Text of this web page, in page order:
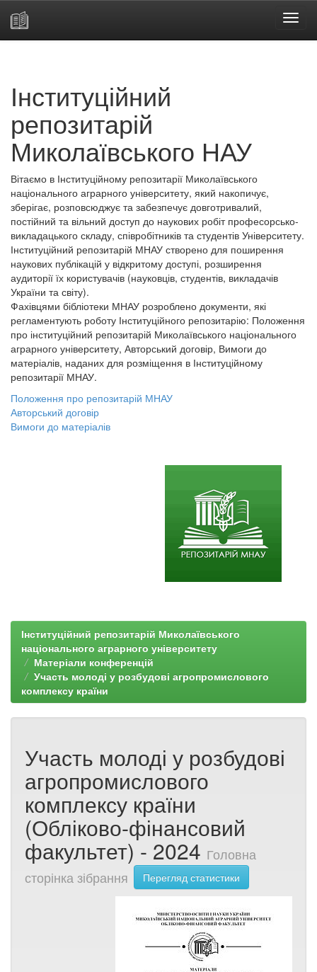
Інституційний
репозитарій
Миколаївського НАУ
Вітаємо в Інституційному репозитарії Миколаївського
національного аграрного університету, який накопичує,
зберігає, розповсюджує та забезпечує довготривалий,
постійний та вільний доступ до наукових робіт професорсько-
викладацького складу, співробітників та студентів Університету.
Інституційний репозитарій МНАУ створено для поширення
наукових публікацій у відкритому доступі, розширення
аудиторії їх користувачів (науковців, студентів, викладачів
України та світу).
Фахівцями бібліотеки МНАУ розроблено документи, які
регламентують роботу Інституційного репозитарію: Положення
про інституційний репозитарій Миколаївського національного
аграрного університету, Авторський договір, Вимоги до
матеріалів, наданих для розміщення в Інституційному
репозитарії МНАУ.
Положення про репозитарій МНАУ
Авторський договір
Вимоги до матеріалів
Інституційний репозитарій Миколаївського
національного аграрного університету
Матеріали конференцій
Участь молоді у розбудові агропромислового
комплексу країни
Участь молоді у розбудові
агропромислового
комплексу країни
(Обліково-фінансовий
факультет) - 2024 Головна
сторінка зібрання
Перегляд статистики